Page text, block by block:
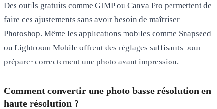
Des outils gratuits comme GIMPou Canva Pro permettent de
faire ces ajustements sans avoir besoin de maîtriser
Photoshop. Même les applications mobiles comme Snapseed
ou Lightroom Mobile offrent des réglages suffisants pour
préparer correctement une photo avant impression.
Comment convertir une photo basse résolution en
haute résolution ?